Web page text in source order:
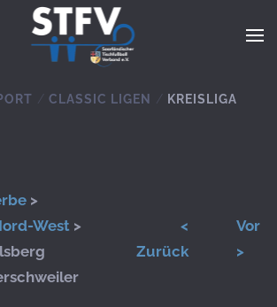
springen
CLASSIC LIGEN
KREISLIGA
>
West >
<
Zurück
Vor
>